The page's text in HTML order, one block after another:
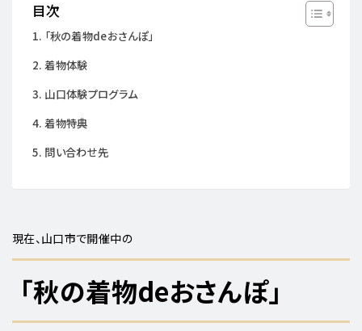
目次
「秋の着物deおさんぽ」
着物体験
山口体験プログラム
着物特典
問い合わせ先
現在、山口市で開催中の
「秋の着物deおさんぽ」